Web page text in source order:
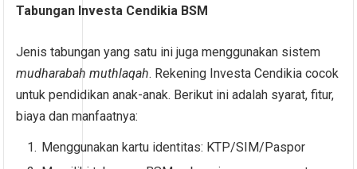
Tabungan Investa Cendikia BSM
Jenis tabungan yang satu ini juga menggunakan sistem
mudharabah muthlaqah. Rekening Investa Cendikia cocok
untuk pendidikan anak-anak. Berikut ini adalah syarat, fitur,
biaya dan manfaatnya:
Menggunakan kartu identitas: KTP/SIM/Paspor